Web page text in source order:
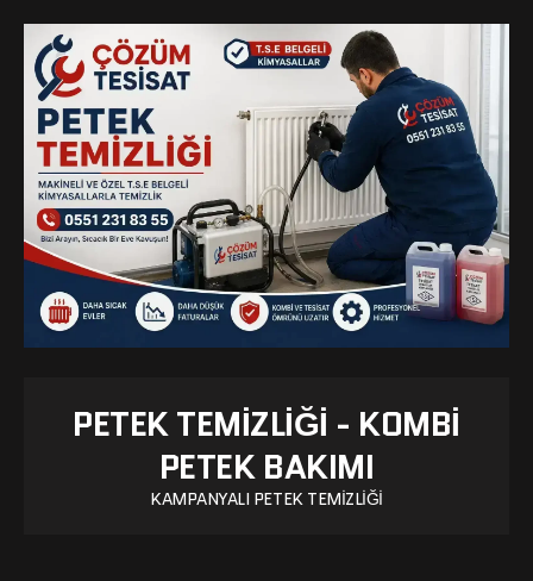
PETEK TEMIZLIĞI - KOMBI
PETEK BAKIMI
KAMPANYALI PETEK TEMIZLIĞI